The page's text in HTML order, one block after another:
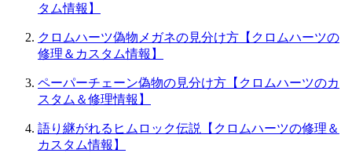
タム情報】
クロムハーツ偽物メガネの見分け方【クロムハーツの
修理＆カスタム情報】
ペーパーチェーン偽物の見分け方【クロムハーツのカ
スタム＆修理情報】
語り継がれるヒムロック伝説【クロムハーツの修理＆
カスタム情報】